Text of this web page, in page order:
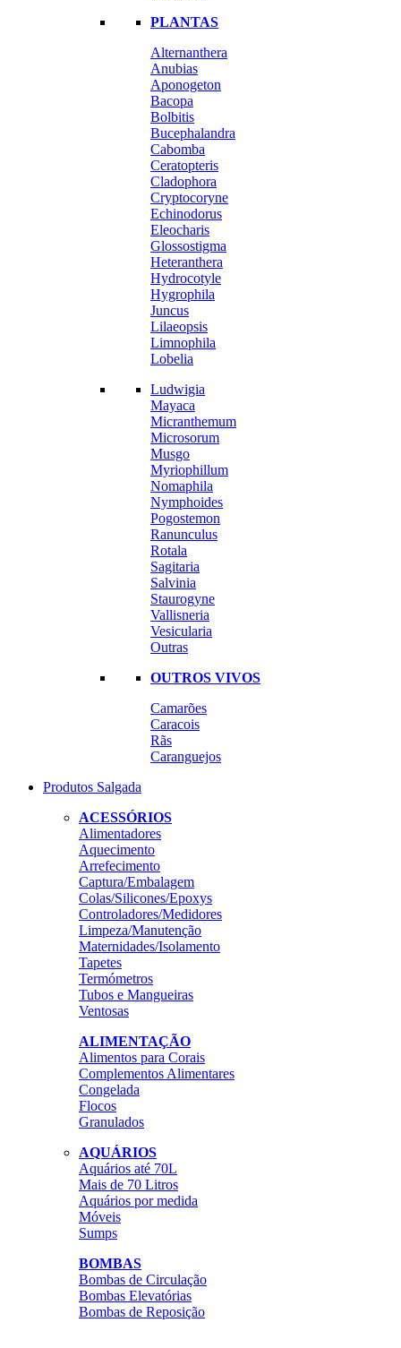
PLANTAS
Alternanthera
Anubias
Aponogeton
Bacopa
Bolbitis
Bucephalandra
Cabomba
Ceratopteris
Cladophora
Cryptocoryne
Echinodorus
Eleocharis
Glossostigma
Heteranthera
Hydrocotyle
Hygrophila
Juncus
Lilaeopsis
Limnophila
Lobelia
Ludwigia
Mayaca
Micranthemum
Microsorum
Musgo
Myriophillum
Nomaphila
Nymphoides
Pogostemon
Ranunculus
Rotala
Sagitaria
Salvinia
Staurogyne
Vallisneria
Vesicularia
Outras
OUTROS VIVOS
Camarões
Caracois
Rãs
Caranguejos
Produtos Salgada
ACESSÓRIOS
Alimentadores
Aquecimento
Arrefecimento
Captura/Embalagem
Colas/Silicones/Epoxys
Controladores/Medidores
Limpeza/Manutenção
Maternidades/Isolamento
Tapetes
Termómetros
Tubos e Mangueiras
Ventosas
ALIMENTAÇÃO
Alimentos para Corais
Complementos Alimentares
Congelada
Flocos
Granulados
AQUÁRIOS
Aquários até 70L
Mais de 70 Litros
Aquários por medida
Móveis
Sumps
BOMBAS
Bombas de Circulação
Bombas Elevatórias
Bombas de Reposição